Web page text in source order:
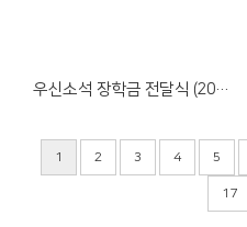
우신소석 장학금 전달식 (2026.03.01)
1 2 3 4 5
17